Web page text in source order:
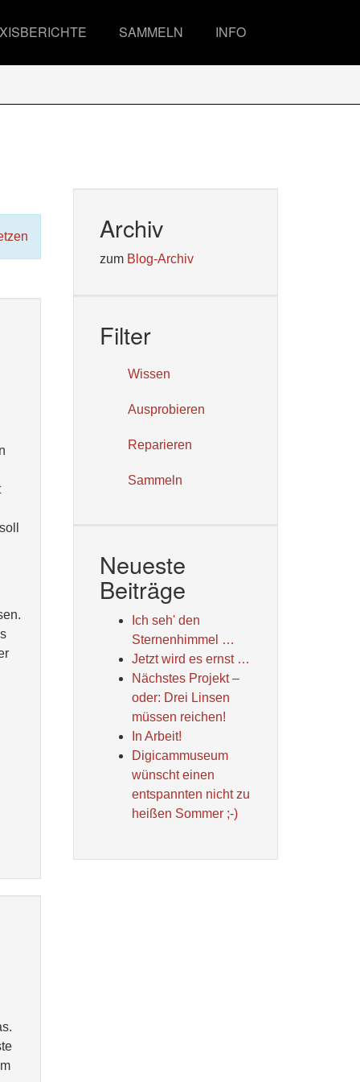
SAMMELN INFO
Archiv
zum Blog-Archiv
Filter
Wissen
Ausprobieren
Reparieren
Sammeln
Neueste
Beiträge
Ich seh' den
Sternenhimmel …
Jetzt wird es ernst …
Nächstes Projekt –
oder: Drei Linsen
müssen reichen!
In Arbeit!
Digicammuseum
wünscht einen
entspannten nicht zu
heißen Sommer ;-)